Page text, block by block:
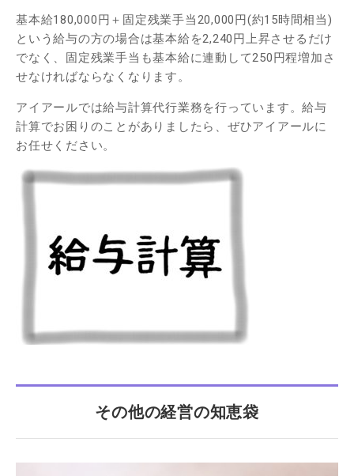
基本給180,000円＋固定残業手当20,000円(約15時間相当)
という給与の方の場合は基本給を2,240円上昇させるだけ
でなく、固定残業手当も基本給に連動して250円程増加さ
せなければならなくなります。
アイアールでは給与計算代行業務を行っています。給与
計算でお困りのことがありましたら、ぜひアイアールに
お任せください。
その他の経営の知恵袋